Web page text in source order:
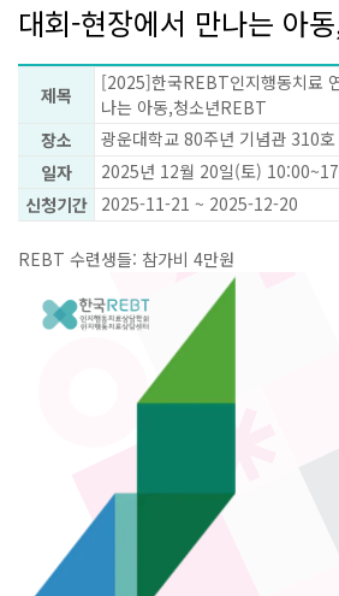
대회-현장에서 만나는 아
제목
[2025]한국REBT인지행동치료
나는 아동,청소년REBT
장소
광운대학교 80주년 기념관 310호
일자
2025년 12월 20일(토)
신청기간
2025-11-21 ~ 2025-12-20
REBT 수련생들: 참가비 4만원